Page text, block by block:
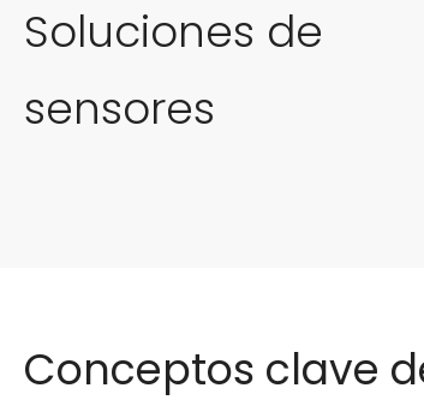
Soluciones de
sensores
Conceptos clave